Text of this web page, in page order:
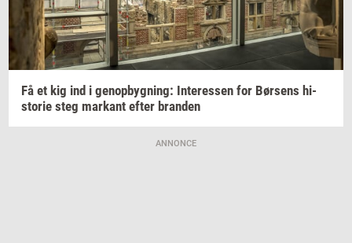
Få et kig ind i genop­byg­ning: In­ter­es­sen for Bør­sens hi­
sto­rie steg mar­kant efter bran­den
ANNONCE